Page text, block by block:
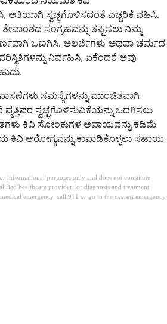
ಅತಿಯಾಗಿ ಸ್ವಚ್ಛಗೊಳಿಸದಂತೆ ಎಚ್ಚರಿಕೆ ವಹಿಸಿ.
ಸಂಗ್ರಹವನ್ನು ತಪ್ಪಿಸಲು ನಿಮ್ಮ
ಒಣಗಿಸಿ. ಅಲರ್ಜಿಗಳು ಅಥವಾ ಚರ್ಮದ
ನಿರ್ವಹಿಸಿ, ಏಕೆಂದರೆ ಅವು
ಸಮಸ್ಯೆಗಳನ್ನು ಮುಂಚಿತವಾಗಿ
ವೃತ್ತಿಪರ ಸ್ವಚ್ಛಗೊಳಿಸುವಿಕೆಯನ್ನು ಒದಗಿಸಲು
ಕಿವಿ ಸೋಂಕುಗಳ ಅಪಾಯವನ್ನು ಕಡಿಮೆ
ಕಿವಿ ಆರೋಗ್ಯವನ್ನು ಕಾಪಾಡಿಕೊಳ್ಳಲು ಸಹಾಯ
informational purposes only and does not constitute
healthcare provider for diagnosis and treatment
emergency, call 911 or go to the nearest emergency